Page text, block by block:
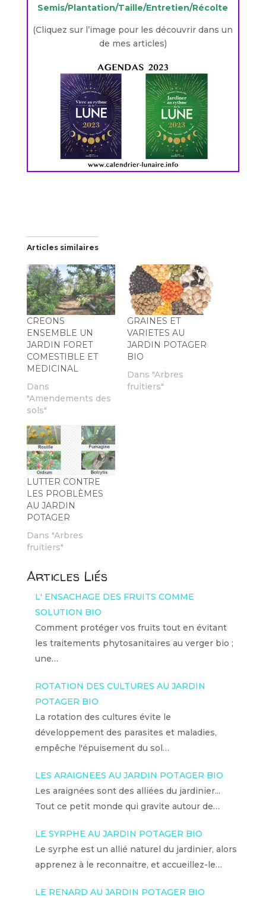
Semis/Plantation/Taille/Entretien/Récolte
(Cliquez sur l’image pour les découvrir dans un
de mes articles)
Articles similaires
CREONS
ENSEMBLE UN
JARDIN FORET
COMESTIBLE ET
MEDICINAL
Dans
"Amendements des
sols"
GRAINES ET
VARIETES AU
JARDIN POTAGER
BIO
Dans "Arbres
fruitiers"
LUTTER CONTRE
LES PROBLÈMES
AU JARDIN
POTAGER
Dans "Arbres
fruitiers"
Articles Liés
L' ENSACHAGE DES FRUITS COMME
SOLUTION BIO
Comment protéger vos fruits tout en évitant
les traitements phytosanitaires au verger bio ;
une…
ROTATION DES CULTURES AU JARDIN
POTAGER BIO
La rotation des cultures évite le
développement des parasites et maladies,
empêche l'épuisement du sol…
LES ARAIGNEES AU JARDIN POTAGER BIO
Les araignées sont des alliées du jardinier...
Tout ce petit monde qui gravite autour de…
LE SYRPHE AU JARDIN POTAGER BIO
Le syrphe est un allié naturel du jardinier, alors
apprenez à le reconnaitre, et accueillez-le…
LE RENARD AU JARDIN POTAGER BIO